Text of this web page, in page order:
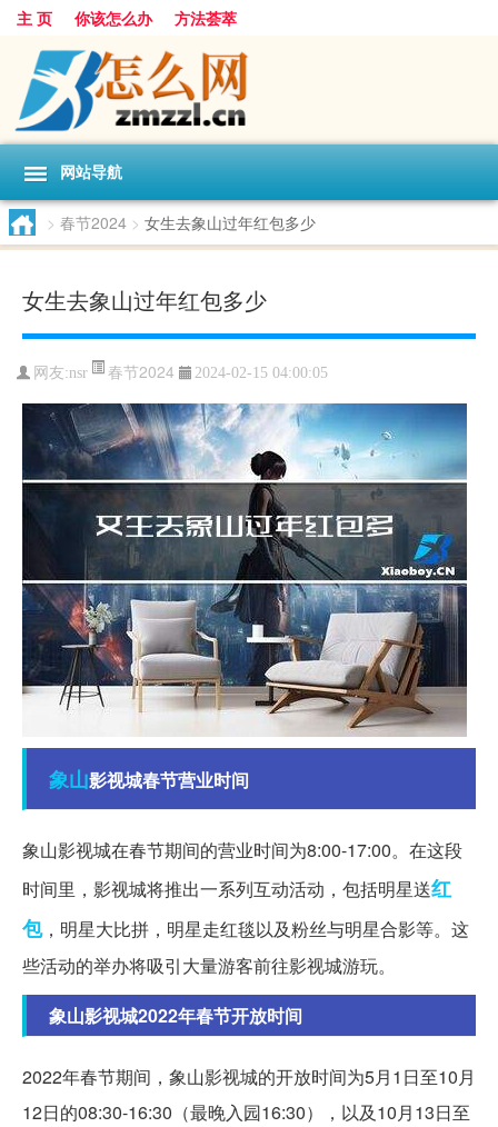
主 页 你该怎么办 方法荟萃
网站导航
> 春节2024 > 女生去象山过年红包多少
女生去象山过年红包多少
网友:nsr 春节2024 2024-02-15 04:00:05
象山影视城春节营业时间
象山影视城在春节期间的营业时间为8:00-17:00。在这段
时间里，影视城将推出一系列互动活动，包括明星送红
包，明星大比拼，明星走红毯以及粉丝与明星合影等。这
些活动的举办将吸引大量游客前往影视城游玩。
象山影视城2022年春节开放时间
2022年春节期间，象山影视城的开放时间为5月1日至10月
12日的08:30-16:30（最晚入园16:30），以及10月13日至